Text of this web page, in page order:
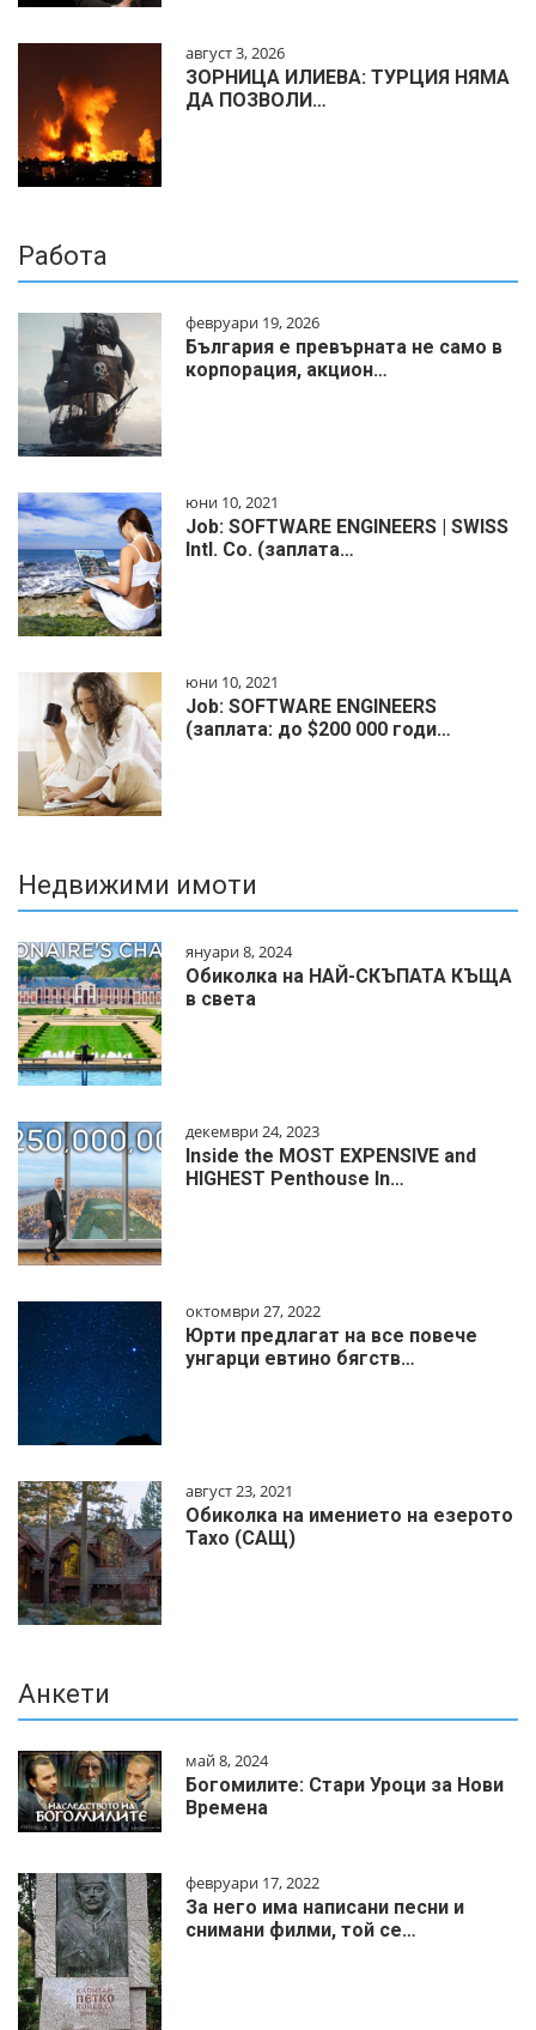
август 3, 2026
ЗОРНИЦА ИЛИЕВА: ТУРЦИЯ НЯМА
ДА ПОЗВОЛИ…
Работа
февруари 19, 2026
България е превърната не само в
корпорация, акцион…
юни 10, 2021
Job: SOFTWARE ENGINEERS | SWISS
Intl. Co. (заплата…
юни 10, 2021
Job: SOFTWARE ENGINEERS
(заплата: до $200 000 годи…
Недвижими имоти
януари 8, 2024
Обиколка на НАЙ-СКЪПАТА КЪЩА
в света
декември 24, 2023
Inside the MOST EXPENSIVE and
HIGHEST Penthouse In…
октомври 27, 2022
Юрти предлагат на все повече
унгарци евтино бягств…
август 23, 2021
Обиколка на имението на езерото
Тахо (САЩ)
Анкети
май 8, 2024
Богомилите: Стари Уроци за Нови
Времена
февруари 17, 2022
За него има написани песни и
снимани филми, той се…